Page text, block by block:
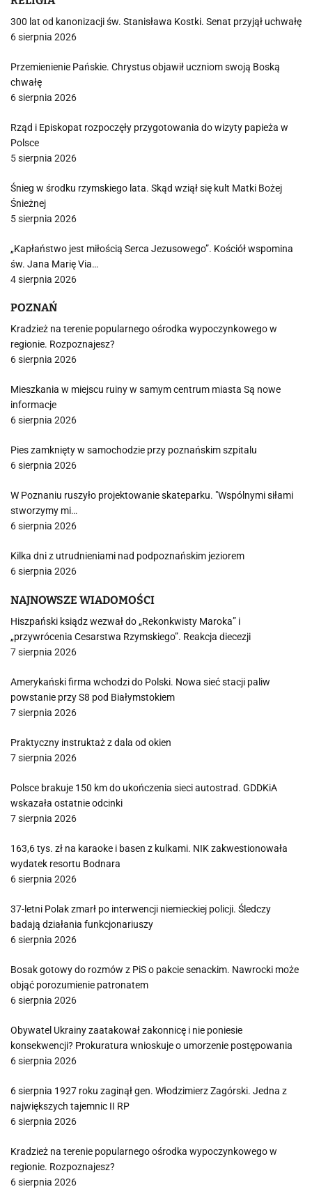
300 lat od kanonizacji św. Stanisława Kostki. Senat przyjął uchwałę
6 sierpnia 2026
Przemienienie Pańskie. Chrystus objawił uczniom swoją Boską
chwałę
6 sierpnia 2026
Rząd i Episkopat rozpoczęły przygotowania do wizyty papieża w
Polsce
5 sierpnia 2026
Śnieg w środku rzymskiego lata. Skąd wziął się kult Matki Bożej
Śnieżnej
5 sierpnia 2026
„Kapłaństwo jest miłością Serca Jezusowego”. Kościół wspomina
św. Jana Marię Via…
4 sierpnia 2026
POZNAŃ
Kradzież na terenie popularnego ośrodka wypoczynkowego w
regionie. Rozpoznajesz?
6 sierpnia 2026
Mieszkania w miejscu ruiny w samym centrum miasta Są nowe
informacje
6 sierpnia 2026
Pies zamknięty w samochodzie przy poznańskim szpitalu
6 sierpnia 2026
W Poznaniu ruszyło projektowanie skateparku. "Wspólnymi siłami
stworzymy mi…
6 sierpnia 2026
Kilka dni z utrudnieniami nad podpoznańskim jeziorem
6 sierpnia 2026
NAJNOWSZE WIADOMOŚCI
Hiszpański ksiądz wezwał do „Rekonkwisty Maroka” i
„przywrócenia Cesarstwa Rzymskiego”. Reakcja diecezji
7 sierpnia 2026
Amerykański firma wchodzi do Polski. Nowa sieć stacji paliw
powstanie przy S8 pod Białymstokiem
7 sierpnia 2026
Praktyczny instruktaż z dala od okien
7 sierpnia 2026
Polsce brakuje 150 km do ukończenia sieci autostrad. GDDKiA
wskazała ostatnie odcinki
7 sierpnia 2026
163,6 tys. zł na karaoke i basen z kulkami. NIK zakwestionowała
wydatek resortu Bodnara
6 sierpnia 2026
37-letni Polak zmarł po interwencji niemieckiej policji. Śledczy
badają działania funkcjonariuszy
6 sierpnia 2026
Bosak gotowy do rozmów z PiS o pakcie senackim. Nawrocki może
objąć porozumienie patronatem
6 sierpnia 2026
Obywatel Ukrainy zaatakował zakonnicę i nie poniesie
konsekwencji? Prokuratura wnioskuje o umorzenie postępowania
6 sierpnia 2026
6 sierpnia 1927 roku zaginął gen. Włodzimierz Zagórski. Jedna z
największych tajemnic II RP
6 sierpnia 2026
Kradzież na terenie popularnego ośrodka wypoczynkowego w
regionie. Rozpoznajesz?
6 sierpnia 2026